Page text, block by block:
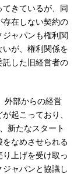
きているが、同
存在しない契約の
ジャパンも権利関
が、権利関係を
託した旧経営者の
外部からの経営
起こっており、
新たなスタート
なめさせられる
上げを受け取っ
ャパンと協議し